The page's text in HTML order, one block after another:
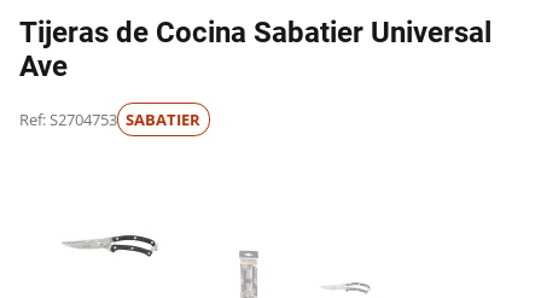
Tijeras de Cocina Sabatier Universal
Ave
Ref: S2704753 SABATIER